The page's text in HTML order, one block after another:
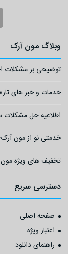
وبلاگ مون آرک
توضیحی بر مشکلات
خدمات و خبر های
اطلاعیه حل مشکلات
خدمتی نو از مون
تخفیف های ویژه مون
دسترسی سریع
صفحه اصلی
اعتبار ویژه
راهنمای دانلود